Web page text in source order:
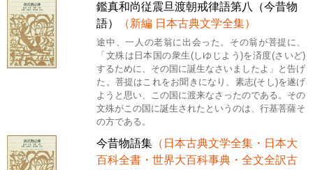
鑑真和尚従震旦渡朝戒律語第八（今昔物
語）
（新編 日本古典文学全集）
途中、一人の老翁に出会った。その翁が菩提に、
「文殊は日本国の衆生(しゆじよう)を済度(さいど)
するために、その国に誕生なさいましたよ」と告げ
た。菩提はこれをお聞きになり、素志(そし)を遂げ
ようと思い、この国に渡来なさったのである。その
文殊がこの国に誕生されたというのは、行基菩薩そ
の方である。
今昔物語集 （日本古典文学全集・日本大
百科全書・世界大百科事典・全文全訳古